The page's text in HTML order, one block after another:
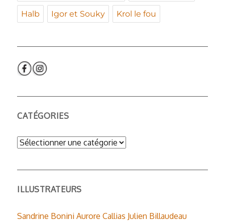
Halb Igor et Souky Krol le fou
CATÉGORIES
Catégories
ILLUSTRATEURS
Sandrine Bonini Aurore Callias Julien Billaudeau